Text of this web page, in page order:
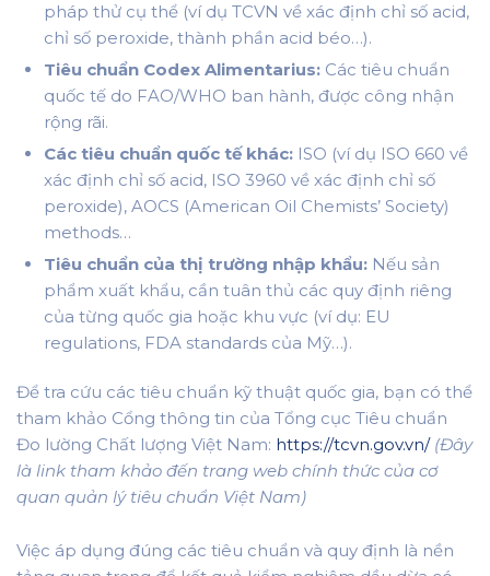
pháp thử cụ thể (ví dụ TCVN về xác định chỉ số acid,
chỉ số peroxide, thành phần acid béo…).
Tiêu chuẩn Codex Alimentarius: Các tiêu chuẩn
quốc tế do FAO/WHO ban hành, được công nhận
rộng rãi.
Các tiêu chuẩn quốc tế khác: ISO (ví dụ ISO 660 về
xác định chỉ số acid, ISO 3960 về xác định chỉ số
peroxide), AOCS (American Oil Chemists’ Society)
methods…
Tiêu chuẩn của thị trường nhập khẩu: Nếu sản
phẩm xuất khẩu, cần tuân thủ các quy định riêng
của từng quốc gia hoặc khu vực (ví dụ: EU
regulations, FDA standards của Mỹ…).
Để tra cứu các tiêu chuẩn kỹ thuật quốc gia, bạn có thể
tham khảo Cổng thông tin của Tổng cục Tiêu chuẩn
Đo lường Chất lượng Việt Nam: https://tcvn.gov.vn/ (Đây
là link tham khảo đến trang web chính thức của cơ
quan quản lý tiêu chuẩn Việt Nam)
Việc áp dụng đúng các tiêu chuẩn và quy định là nền